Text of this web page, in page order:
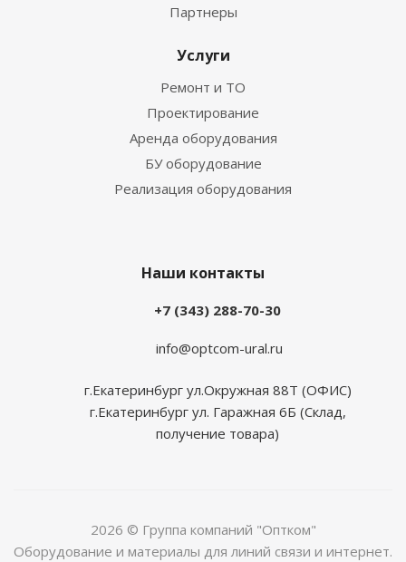
Партнеры
Услуги
Ремонт и ТО
Проектирование
Аренда оборудования
БУ оборудование
Реализация оборудования
Наши контакты
+7 (343) 288-70-30
info@optcom-ural.ru
г.Екатеринбург ул.Окружная 88Т (ОФИС)
г.Екатеринбург ул. Гаражная 6Б (Склад,
получение товара)
2026 © Группа компаний "Оптком"
Оборудование и материалы для линий связи и интернет.